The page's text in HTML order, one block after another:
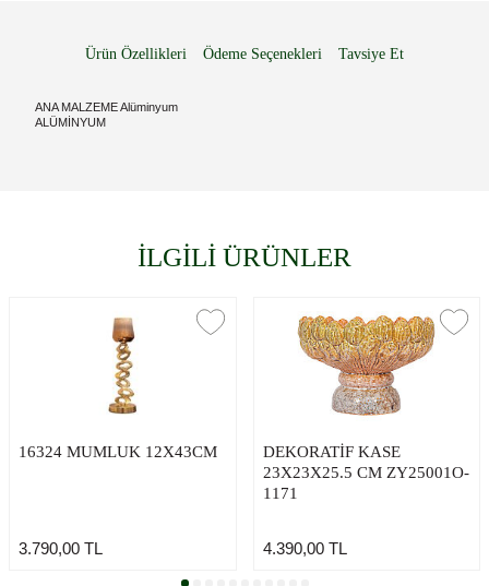
Ürün Özellikleri Ödeme Seçenekleri Tavsiye Et
ANA MALZEME Alüminyum
ALÜMİNYUM
İLGİLİ ÜRÜNLER
16324 MUMLUK 12X43CM
3.790,00 TL
DEKORATİF KASE
23X23X25.5 CM ZY25001O-
1171
4.390,00TL